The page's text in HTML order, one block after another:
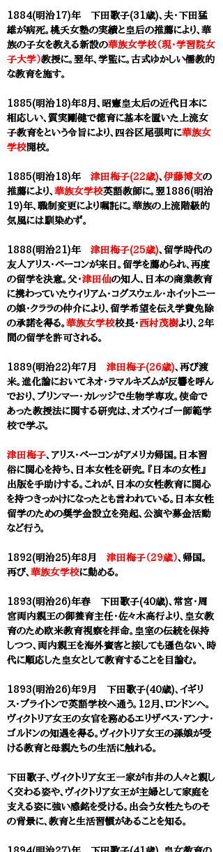
1884(明治17)年 下田歌子(31歳)、夫・下田猛
雄が病死。 桃夭女塾の実績と皇后の推薦により、華
族の子女を教える新設の華族女学校（現・学習院女
子大学）教授に。 翌年、学監に。 古式ゆかしい儒教的
な教育を施す。
1885(明治18)年8月、昭憲皇太后の近代日本に
相応しい、質実剛健で徳育に基本を置いた上流女
子教育をという令旨により、 四谷区尾張町に華族女
学校開校。
1885(明治18)年 津田梅子(22歳)、 伊藤博文の
推薦により、 華族女学校英語教師に。翌1886(明治
19)年、職制変更により嘱託に。華族の上流階級的
気風には馴染めず。
1888(明治21)年 津田梅子(25歳)、留学時代の
友人アリス・ベーコンが来日。留学を薦められ、再度
の留学を決意。父・津田仙の知人、日本の商業教育
に携わっていたウィリアム・コグスウェル・ホイットニー
の娘・クララの仲介により、留学希望を伝え学費免除
の承諾を得る。 華族女学校校長・ 西村茂樹より、2年
間の留学を許可される。
1889(明治22)年7月 津田梅子(26歳)、再び渡
米。進化論においてネオ・ラマルキズムが反響を呼ん
でおり、ブリンマー・カレッジで生物学専攻。使命で
あった教授法に関する研究は、オズウィゴー師範学
校で学ぶ。
津田梅子、アリス・ベーコンがアメリカ帰国。日本習
俗に関心を持ち、日本女性を研究。『日本の女性』
出版を手助けする。これが、日本の女性教育に関心
を持つきっかけになったとも言われている。日本女性
留学のための奨学金設立を発起、公演や募金活動
など行う。
1892(明治25)年8月 津田梅子（29歳）、帰国。
再び、 華族女学校に勤める。
1893(明治26)年春 下田歌子(40歳)、常宮・周
宮両内親王の御養育主任・佐々木高行より、皇女教
育のため欧米教育視察を拝命。皇室の伝統を保持
しつつ、両内親王を海外賓客と接しても遜色ない、時
代に順応した皇女として教育することを目論む。
1893(明治26)年9月 下田歌子(40歳)、イギリ
ス・ブライトンで英語学校へ通う。12月、ロンドンへ。
ヴィクトリア女王の女官を務めるエリザベス・アンナ・
ゴルドンの知遇を得る。ヴィクトリア女王の孫娘が受
ける教育と母親たちの生活に触れる。
下田歌子、ヴィクトリア女王一家が市井の人々と親し
く交わる姿や、ヴィクトリア女王が主婦として家庭を
支える姿に強い感銘を受ける。出会う女性たちのそ
の背景に、教育と生活習慣があることを知る。